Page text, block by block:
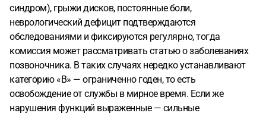
синдром), грыжи дисков, постоянные боли,
неврологический дефицит подтверждаются
обследованиями и фиксируются регулярно, тогда
комиссия может рассматривать статью о заболеваниях
позвоночника. В таких случаях нередко устанавливают
категорию «В» — ограниченно годен, то есть
освобождение от службы в мирное время. Если же
нарушения функций выраженные — сильные